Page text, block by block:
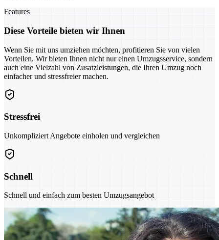
Features
Diese Vorteile bieten wir Ihnen
Wenn Sie mit uns umziehen möchten, profitieren Sie von vielen
Vorteilen. Wir bieten Ihnen nicht nur einen Umzugsservice, sondern
auch eine Vielzahl von Zusatzleistungen, die Ihren Umzug noch
einfacher und stressfreier machen.
Stressfrei
Unkompliziert Angebote einholen und vergleichen
Schnell
Schnell und einfach zum besten Umzugsangebot